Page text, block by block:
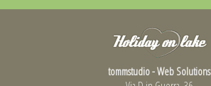
tommstudio - Web Solutions